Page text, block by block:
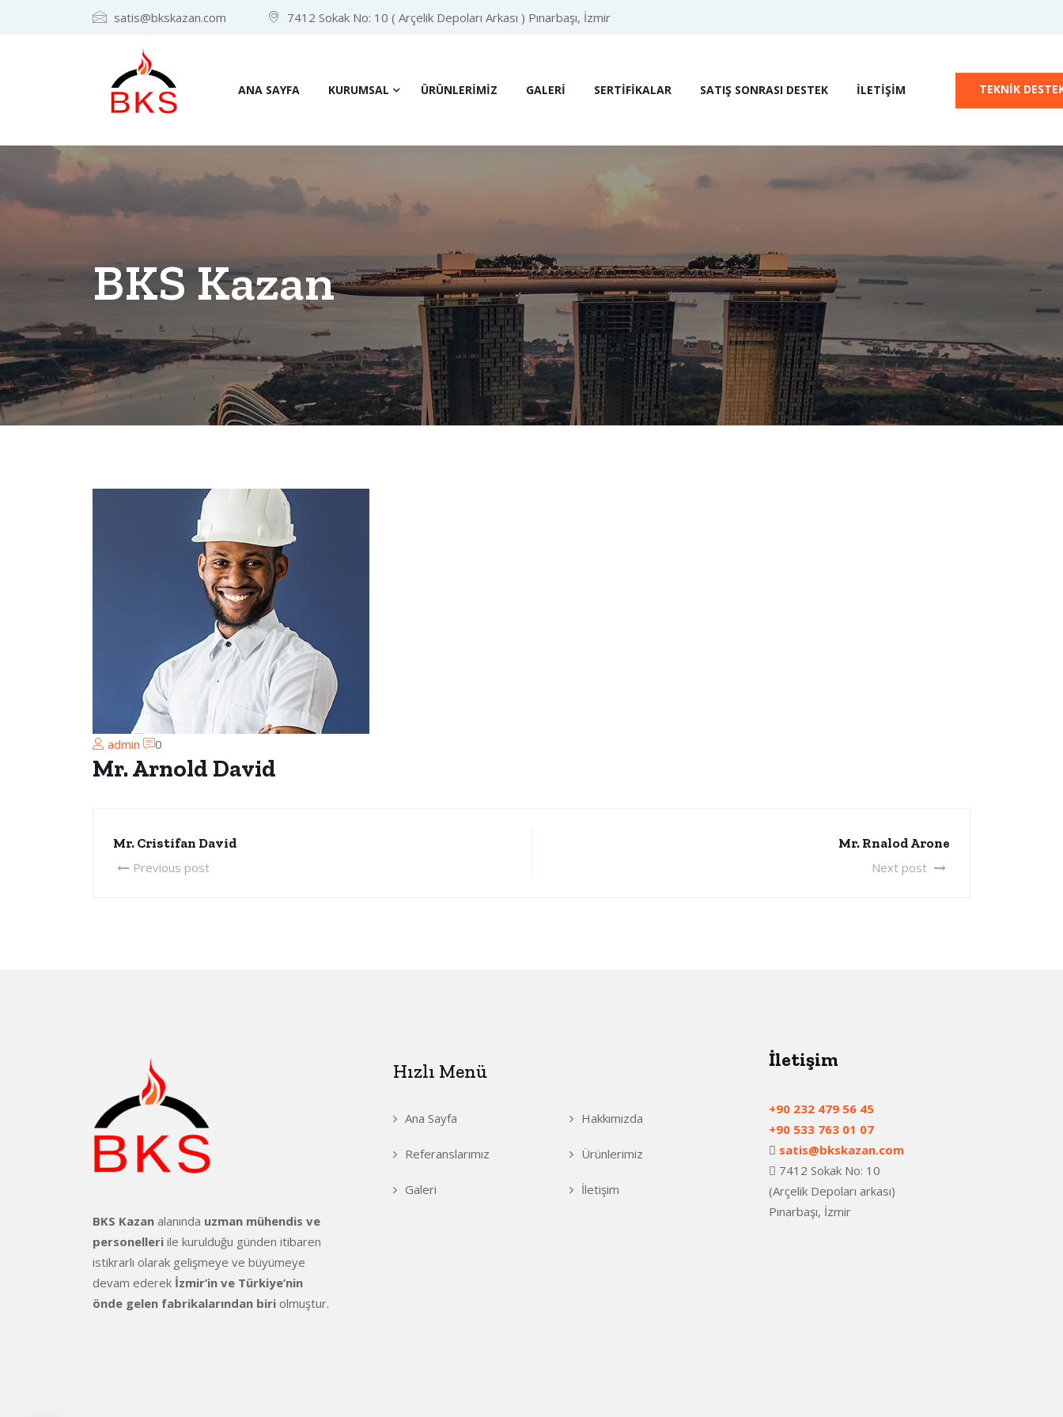
satis@bkskazan.com 7412 Sokak No: 10 ( Arçelik Depoları Arkası ) Pınarbaşı, İzmir
ANA SAYFA KURUMSAL ÜRÜNLERIMIZ GALERI SERTIFIKALAR SATIŞ SONRASI DESTEK İLETIŞIM TEKNIK
BKS Kazan
admin 0
Mr. Arnold David
Mr. Cristifan David
Previous post
Mr. Rnalod Arone
Next post
BKS Kazan alanında uzman mühendis ve
personelleri ile kurulduğu günden itibaren
istikrarlı olarak gelişmeye ve büyümeye
devam ederek İzmir’in ve Türkiye’nin
önde gelen fabrikalarından biri olmuştur.
Hızlı Menü
Ana Sayfa Hakkımızda
Referanslarımız Ürünlerimiz
Galeri İletişim
İletişim
+90 232 479 56 45
+90 533 763 01 07
satis@bkskazan.com
7412 Sokak No: 10
(Arçelik Depoları arkası)
Pınarbaşı, İzmir